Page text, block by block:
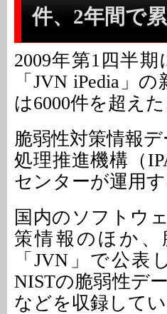
件、2年間で
2009年第1四半
「JVN iPedia」
は6000件を超え
脆弱性対策情報
処理推進機構（
センターが運用
国内のソフトウ
策情報のほか
「JVN」で公表
NISTの脆弱性デ
などを収録してい